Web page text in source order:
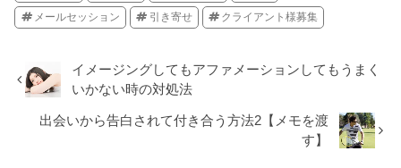
メールセッション 引き寄せ クライアント様募集
イメージングしてもアファメーションしてもうまく
いかない時の対処法
出会いから告白されて付き合う方法2【メモを渡
す】